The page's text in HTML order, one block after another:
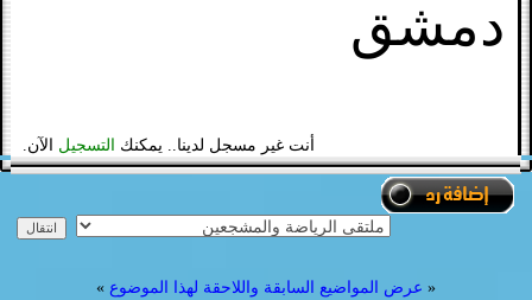
دمشق
أنت غير مسجل لدينا.. يمكنك التسجيل الآن.
« عرض المواضيع السابقة واللاحقة لهذا الموضوع »